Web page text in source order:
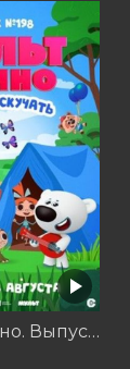
МУЛЬТ в кино. Выпуск №198. Некогда скучать